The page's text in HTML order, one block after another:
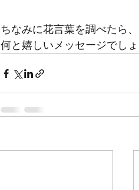
ちなみに花言葉を調べたら
何と嬉しいメッセージでしょ